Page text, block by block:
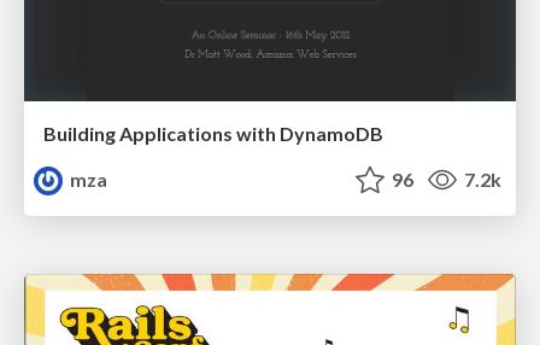
Building Applications with DynamoDB
mza
96 7.2k